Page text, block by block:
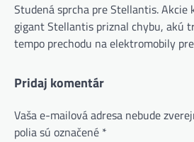
Studená sprcha pre Stellantis. Akcie
gigant Stellantis priznal chybu, akú
tempo prechodu na elektromobily
Pridaj komentár
Vaša e-mailová adresa nebude
polia sú označené *